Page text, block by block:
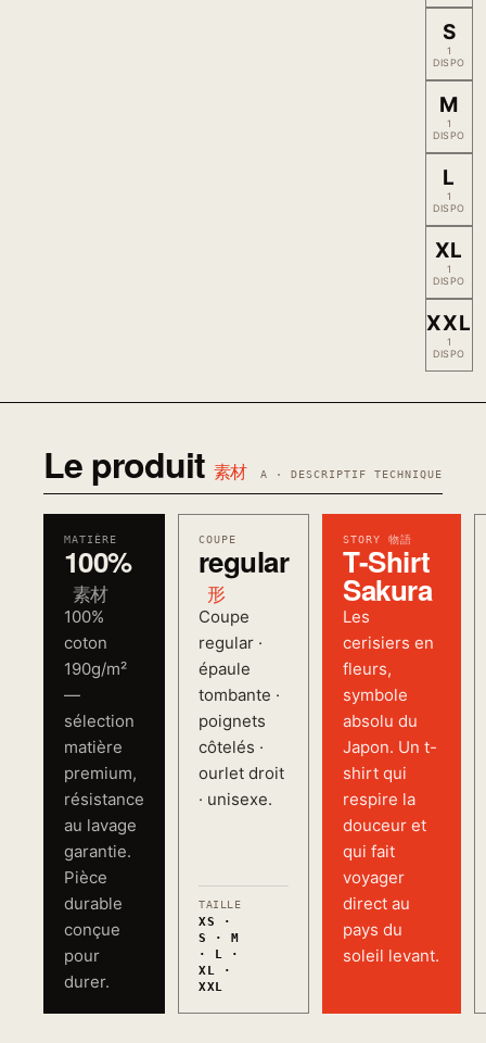
S
1
DISPO
M
1
DISPO
L
1
DISPO
XL
1
DISPO
XXL
1
DISPO
Le produit 素材 A · DESCRIPTIF TECHNIQUE
MATIÈRE
100%
素材
100%
coton
190g/m²
—
sélection
matière
premium,
résistance
au lavage
garantie.
Pièce
durable
conçue
pour
durer.
COUPE
regular
形
Coupe
regular ·
épaule
tombante ·
poignets
côtelés ·
ourlet droit
· unisexe.
TAILLE
XS ·
S · M
· L ·
XL ·
XXL
STORY 物語
T-Shirt
Sakura
Les
cerisiers en
fleurs,
symbole
absolu du
Japon. Un t-
shirt qui
respire la
douceur et
qui fait
voyager
direct au
pays du
soleil levant.